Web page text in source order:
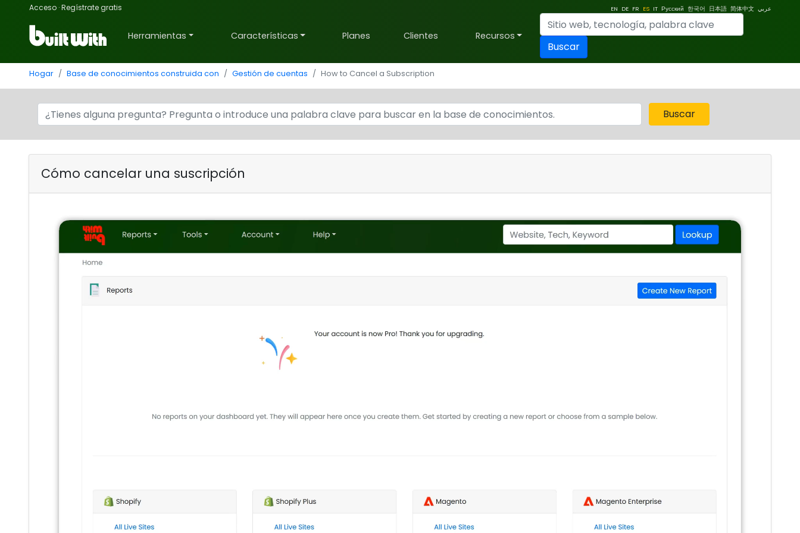
Acceso ·Regístrate gratis EN DE FR ES IT Русский 한국어 日本語 简体中文 عربي
Herramientas Características Planes Clientes Recursos
Buscar
Hogar Base de conocimientos construida con Gestión de cuentas How to Cancel a Subscription
Buscar
Cómo cancelar una suscripción